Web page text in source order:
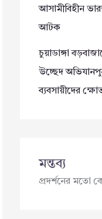
আসামীবিহীন
আটক
চুয়াডাঙ্গা
উচ্ছেদ
ব্যবসায়ীদের
মন্তব্য
প্রদর্শনের মতো